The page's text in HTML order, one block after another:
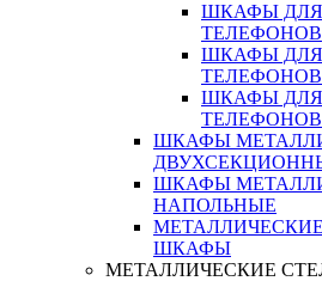
ШКАФЫ
ТЕЛЕФОНОВ
ШКАФЫ
ТЕЛЕФОНОВ
ШКАФЫ
ТЕЛЕФОНОВ
ШКАФЫ
ШКАФЫ
НАПОЛЬНЫЕ
ШКАФЫ
МЕТАЛЛИЧЕСКИЕ